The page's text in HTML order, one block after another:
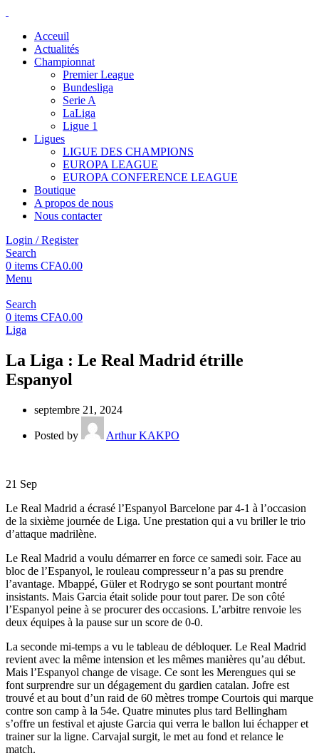
Acceuil
Actualités
Championnat
Premier League
Bundesliga
Serie A
LaLiga
Ligue 1
Ligues
LIGUE DES CHAMPIONS
EUROPA LEAGUE
EUROPA CONFERENCE LEAGUE
Boutique
A propos de nous
Nous contacter
Login / Register
Search
0 items CFA0.00
Menu
Search
0 items CFA0.00
Liga
La Liga : Le Real Madrid étrille
Espanyol
septembre 21, 2024
Posted by Arthur KAKPO
21 Sep
Le Real Madrid a écrasé l’Espanyol Barcelone par 4-1 à l’occasion
de la sixième journée de Liga. Une prestation qui a vu briller le trio
d’attaque madrilène.
Le Real Madrid a voulu démarrer en force ce samedi soir. Face au
bloc de l’Espanyol, le rouleau compresseur n’a pas su prendre
l’avantage. Mbappé, Güler et Rodrygo se sont pourtant montré
insistants. Mais Garcia était solide pour tout parer. De son côté
l’Espanyol peine à se procurer des occasions. L’arbitre renvoie les
deux équipes à la pause sur un score de 0-0.
La seconde mi-temps a vu le tableau de débloquer. Le Real Madrid
revient avec la même intension et les mêmes manières qu’au début.
Mais l’Espanyol change de visage. Ce sont les Merengues qui se
font surprendre sur un dégagement du gardien catalan. Jofre est
trouvé et au bout d’un raid de 60 mètres trompe Courtois qui marque
contre son camp à la 54e. Quatre minutes plus tard Bellingham
s’offre un festival et ajuste Garcia qui verra le ballon lui échapper et
trainer sur la ligne. Carvajal surgit, le met au fond et relance le
match.